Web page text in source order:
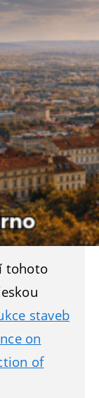
tohoto
staveb
on
of